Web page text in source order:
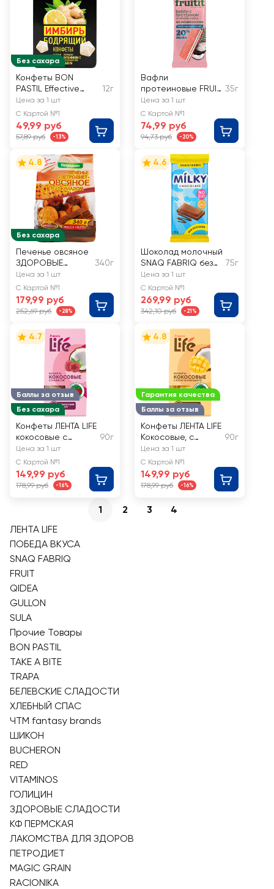
Без сахара
Конфеты BON
PASTIL Effective
Имбирь бодрящий,
без сахара
12г
Цена за 1 шт
С Картой №1
49,99 руб
57,89 руб -13%
Вафли
протеиновые FRUIT
IT Pro, со вкусом
кокоса
35г
Цена за 1 шт
С Картой №1
74,99 руб
94,73 руб -20%
Без сахара
4.8
Печенье овсяное
ЗДОРОВЫЕ
СЛАДОСТИ
Петродиет с
шоколадом, на
фруктозе
340г
Цена за 1 шт
С Картой №1
179,99 руб
252,69 руб -28%
4.6
Шоколад молочный
SNAQ FABRIQ без
сахара
75г
Цена за 1 шт
С Картой №1
269,99 руб
342,10 руб -21%
Баллы за отзыв
Без сахара
4.7
Конфеты ЛЕНТА LIFE
кокосовые с
малиной
90г
Цена за 1 шт
С Картой №1
149,99 руб
178,99 руб -16%
Гарантия качества
Баллы за отзыв
4.8
Конфеты ЛЕНТА LIFE
Кокосовые, с
кусочками манго
90г
Цена за 1 шт
С Картой №1
149,99 руб
178,99 руб -16%
1 2 3
4
ЛЕНТА LIFE
ПОБЕДА ВКУСА
SNAQ FABRIQ
FRUIT
QIDEA
GULLON
SULA
Прочие Товары
BON PASTIL
TAKE A BITE
TRAPA
БЕЛЕВСКИЕ СЛАДОСТИ
ХЛЕБНЫЙ СПАС
ЧТМ fantasy brands
ШИКОН
BUCHERON
RED
VITAMINOS
ГОЛИЦИН
ЗДОРОВЫЕ СЛАДОСТИ
КФ ПЕРМСКАЯ
ЛАКОМСТВА ДЛЯ ЗДОРОВ
ПЕТРОДИЕТ
MAGIC GRAIN
RACIONIKA